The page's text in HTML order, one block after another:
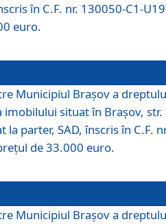
în C.F. nr. 130050-C1-U19
euro.
Municipiul Brașov a
situat în Brașov, str.
parter, SAD, înscris în C.F.
de 33.000 euro.
Municipiul Brașov a